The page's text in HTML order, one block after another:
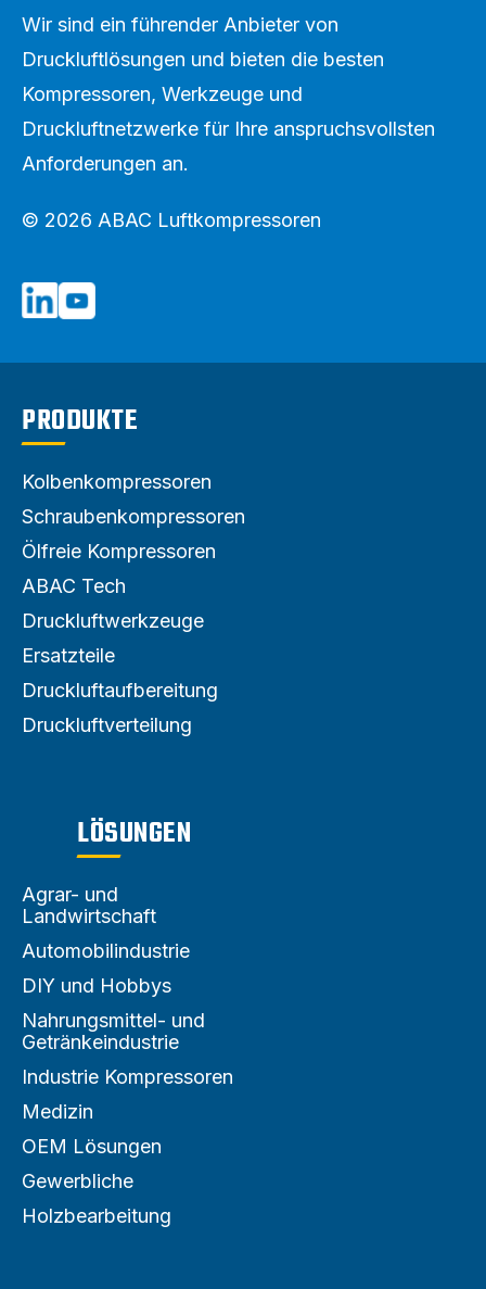
Wir sind ein führender Anbieter von
Druckluftlösungen und bieten die besten
Kompressoren, Werkzeuge und
Druckluftnetzwerke für Ihre anspruchsvollsten
Anforderungen an.
© 2026 ABAC Luftkompressoren
PRODUKTE
Kolbenkompressoren
Schraubenkompressoren
Ölfreie Kompressoren
ABAC Tech
Druckluftwerkzeuge
Ersatzteile
Druckluftaufbereitung
Druckluftverteilung
LÖSUNGEN
Agrar- und
Landwirtschaft
Automobilindustrie
DIY und Hobbys
Nahrungsmittel- und
Getränkeindustrie
Industrie Kompressoren
Medizin
OEM Lösungen
Gewerbliche
Holzbearbeitung